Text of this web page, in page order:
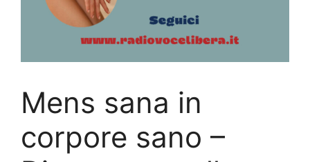
Mens sana in
corpore sano –